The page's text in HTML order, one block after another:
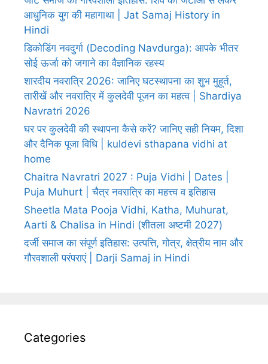
आधुनिक युग की महागाथा | Jat Samaj History in
Hindi
डिकोडिंग नवदुर्गा (Decoding Navdurga): आपके भीतर
सोई ऊर्जा को जगाने का वैज्ञानिक रहस्य
शारदीय नवरात्रि 2026: जानिए घटस्थापना का शुभ मुहूर्त,
तारीखें और नवरात्रि में कुलदेवी पूजन का महत्व | Shardiya
Navratri 2026
घर पर कुलदेवी की स्थापना कैसे करें? जानिए सही नियम, दिशा
और दैनिक पूजा विधि | kuldevi sthapana vidhi at
home
Chaitra Navratri 2027 : Puja Vidhi | Dates |
Puja Muhurt | चैत्र नवरात्रि का महत्त्व व इतिहास
Sheetla Mata Pooja Vidhi, Katha, Muhurat,
Aarti & Chalisa in Hindi (शीतला अष्टमी 2027)
दर्जी समाज का संपूर्ण इतिहास: उत्पत्ति, गोत्र, क्षेत्रीय नाम और
गौरवशाली परंपराएं | Darji Samaj in Hindi
Categories